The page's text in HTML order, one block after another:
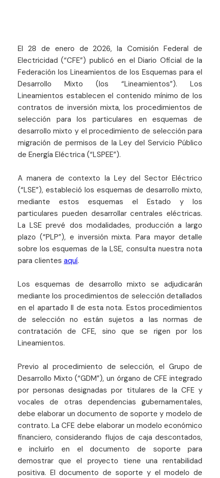
El 28 de enero de 2026, la Comisión Federal de
Electricidad (“CFE”) publicó en el Diario Oficial de la
Federación los Lineamientos de los Esquemas para el
Desarrollo Mixto (los “Lineamientos”). Los
Lineamientos establecen el contenido mínimo de los
contratos de inversión mixta, los procedimientos de
selección para los particulares en esquemas de
desarrollo mixto y el procedimiento de selección para
migración de permisos de la Ley del Servicio Público
de Energía Eléctrica (“LSPEE”).
A manera de contexto la Ley del Sector Eléctrico
(“LSE”), estableció los esquemas de desarrollo mixto,
mediante estos esquemas el Estado y los
particulares pueden desarrollar centrales eléctricas.
La LSE prevé dos modalidades, producción a largo
plazo (“PLP”), e inversión mixta. Para mayor detalle
sobre los esquemas de la LSE, consulta nuestra nota
para clientes aquí.
Los esquemas de desarrollo mixto se adjudicarán
mediante los procedimientos de selección detallados
en el apartado II de esta nota. Estos procedimientos
de selección no están sujetos a las normas de
contratación de CFE, sino que se rigen por los
Lineamientos.
Previo al procedimiento de selección, el Grupo de
Desarrollo Mixto (“GDM”), un órgano de CFE integrado
por personas designadas por titulares de la CFE y
vocales de otras dependencias gubernamentales,
debe elaborar un documento de soporte y modelo de
contrato. La CFE debe elaborar un modelo económico
financiero, considerando flujos de caja descontados,
e incluirlo en el documento de soporte para
demostrar que el proyecto tiene una rentabilidad
positiva. El documento de soporte y el modelo de